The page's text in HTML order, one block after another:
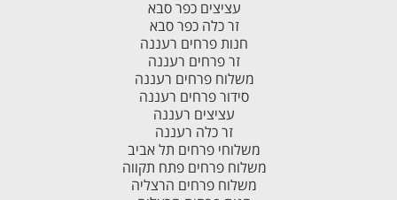
עציצים כפר סבא
זר כלה כפר סבא
חנות פרחים רעננה
זר פרחים רעננה
משלוח פרחים רעננה
סידור פרחים רעננה
עציצים רעננה
זר כלה רעננה
משלוחי פרחים תל אביב
משלוח פרחים פתח תקווה
משלוח פרחים הרצליה